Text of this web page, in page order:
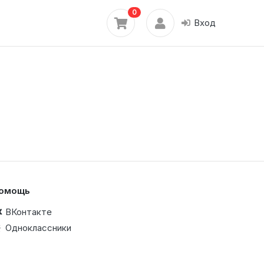
0
Вход
ВКонтакте
Одноклассники